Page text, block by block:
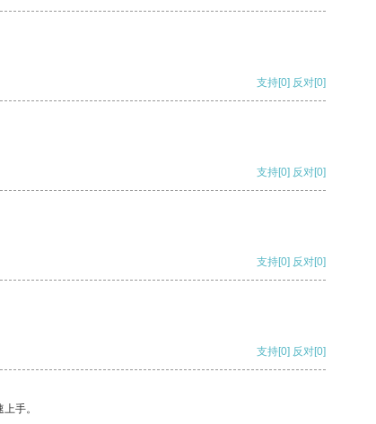
支持[0] 反对[0]
支持[0] 反对[0]
支持[0] 反对[0]
支持[0] 反对[0]
手。